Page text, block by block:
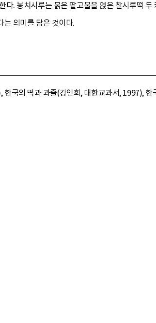
다. 봉치시루는 붉은 팥고물을 얹은 찰시루떡 두
는 의미를 담은 것이다.
국의 떡과 과줄(강인희, 대한교과서, 1997), 한